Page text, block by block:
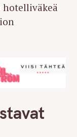
hotelliväkeä